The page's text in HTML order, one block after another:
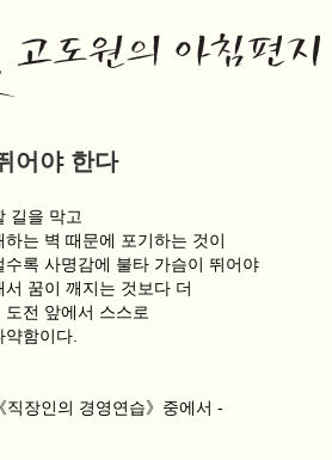
어야 한다
길을 막고
하는 벽 때문에 포기하는 것이
수록 사명감에 불타 가슴이 뛰어야
서 꿈이 깨지는 것보다 더
도전 앞에서 스스로
함이다.
직장인의 경영연습》중에서 -